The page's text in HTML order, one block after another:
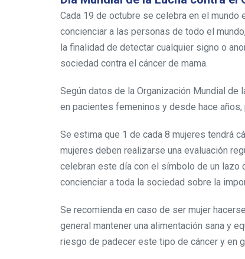
Cada 19 de octubre se celebra en el mundo
concienciar a las personas de todo el
la finalidad de detectar cualquier signo o
sociedad contra el cáncer de mama.
Según datos de la Organización Mundial de
en pacientes femeninos y desde hace
Se estima que 1 de cada 8 mujeres tendrá
mujeres deben realizarse una evaluación
celebran este día con el símbolo de un
concienciar a toda la sociedad sobre la
Se recomienda en caso de ser mujer
general mantener una alimentación sana y
riesgo de padecer este tipo de cáncer y en